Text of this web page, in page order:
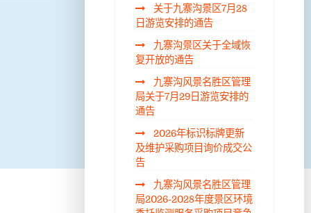
关于九寨沟景区7月28
日游览安排的通告
九寨沟景区关于全域恢
复开放的通告
九寨沟风景名胜区管理
局关于7月29日游览安排的
通告
2026年标识标牌更新
及维护采购项目询价成交公
告
九寨沟风景名胜区管理
局2026-2028年度景区环境